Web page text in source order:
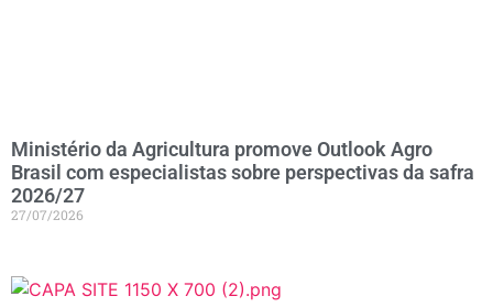
Ministério da Agricultura promove Outlook Agro
Brasil com especialistas sobre perspectivas da safra
2026/27
27/07/2026